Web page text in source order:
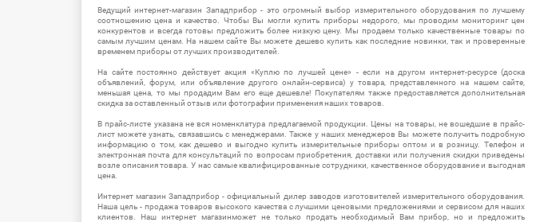
Ведущий интернет-магазин Западприбор - это огромный выбор измерительного оборудования по лучшему
соотношению цена и качество. Чтобы Вы могли купить приборы недорого, мы проводим мониторинг цен
конкурентов и всегда готовы предложить более низкую цену. Мы продаем только качественные товары по
самым лучшим ценам. На нашем сайте Вы можете дешево купить как последние новинки, так и проверенные
временем приборы от лучших производителей.
На сайте постоянно действует акция «Куплю по лучшей цене» - если на другом интернет-ресурсе (доска
объявлений, форум, или объявление другого онлайн-сервиса) у товара, представленного на нашем сайте,
меньшая цена, то мы продадим Вам его еще дешевле! Покупателям также предоставляется дополнительная
скидка за оставленный отзыв или фотографии применения наших товаров.
В прайс-листе указана не вся номенклатура предлагаемой продукции. Цены на товары, не вошедшие в прайс-
лист можете узнать, связавшись с менеджерами. Также у наших менеджеров Вы можете получить подробную
информацию о том, как дешево и выгодно купить измерительные приборы оптом и в розницу. Телефон и
электронная почта для консультаций по вопросам приобретения, доставки или получения скидки приведены
возле описания товара. У нас самые квалифицированные сотрудники, качественное оборудование и выгодная
цена.
Интернет магазин Западприбор - официальный дилер заводов изготовителей измерительного оборудования.
Наша цель - продажа товаров высокого качества с лучшими ценовыми предложениями и сервисом для наших
клиентов. Наш интернет магазинможет не только продать необходимый Вам прибор, но и предложить